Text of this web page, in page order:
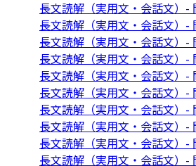
長文読解（実用文・会話文）-
長文読解（実用文・会話文）-
長文読解（実用文・会話文）-
長文読解（実用文・会話文）-
長文読解（実用文・会話文）-
長文読解（実用文・会話文）-
長文読解（実用文・会話文）-
長文読解（実用文・会話文）-
長文読解（実用文・会話文）-
長文読解（実用文・会話文）-